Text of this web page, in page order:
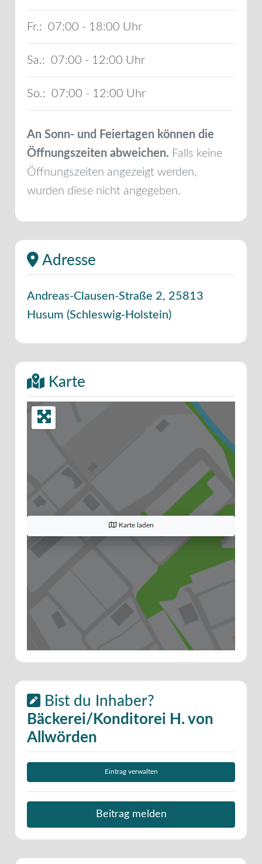
Fr.: 07:00 - 18:00
Sa.: 07:00 - 12:00
So.: 07:00 - 12:00
An Sonn- und Feiertagen können die
Öffnungszeiten abweichen. Falls keine
Öffnungszeiten angezeigt werden,
wurden diese nicht angegeben.
Adresse
Andreas-Clausen-Straße 2, 25813
Husum (Schleswig-Holstein)
Karte
Karte laden
Bist du Inhaber?
Bäckerei/Konditorei H. von
Allwörden
Eintrag verwalten
Beitrag melden